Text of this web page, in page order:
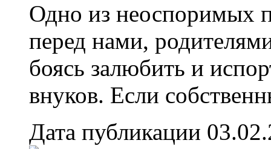
Одно из неоспоримых
перед нами,
боясь залюбить и
внуков. Если
Дата публикации